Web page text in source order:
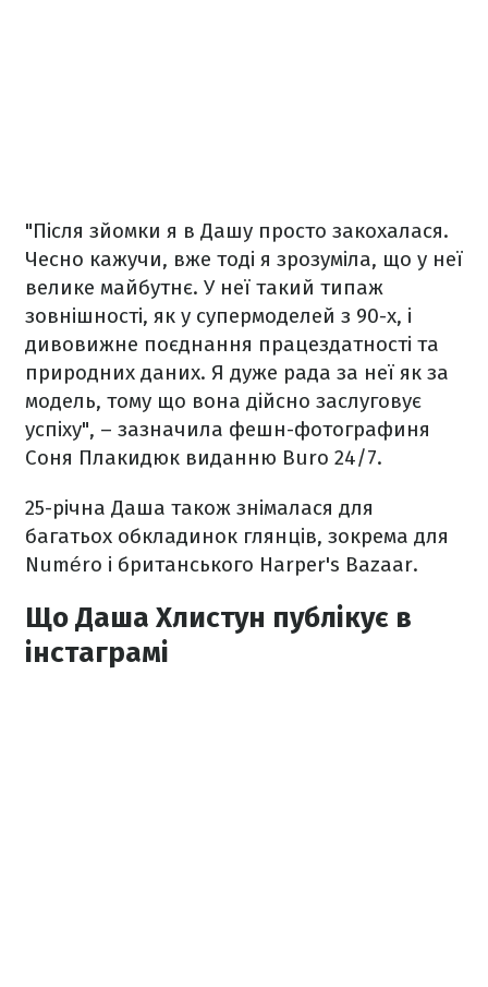
"Після зйомки я в Дашу просто закохалася.
Чесно кажучи, вже тоді я зрозуміла, що у неї
велике майбутнє. У неї такий типаж
зовнішності, як у супермоделей з 90-х, і
дивовижне поєднання працездатності та
природних даних. Я дуже рада за неї як за
модель, тому що вона дійсно заслуговує
успіху", – зазначила фешн-фотографиня
Соня Плакидюк виданню Buro 24/7.
25-річна Даша також знімалася для
багатьох обкладинок глянців, зокрема для
Numéro і британського Harper's Bazaar.
Що Даша Хлистун публікує в
інстаграмі